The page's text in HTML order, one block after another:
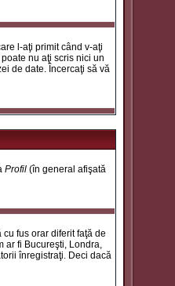
l-aţi primit când v-aţi
nu aţi scris nici un
de date. Încercaţi să vă
Profil (în general afişată
fus orar diferit faţă de
ar fi Bucureşti, Londra,
înregistraţi. Deci dacă